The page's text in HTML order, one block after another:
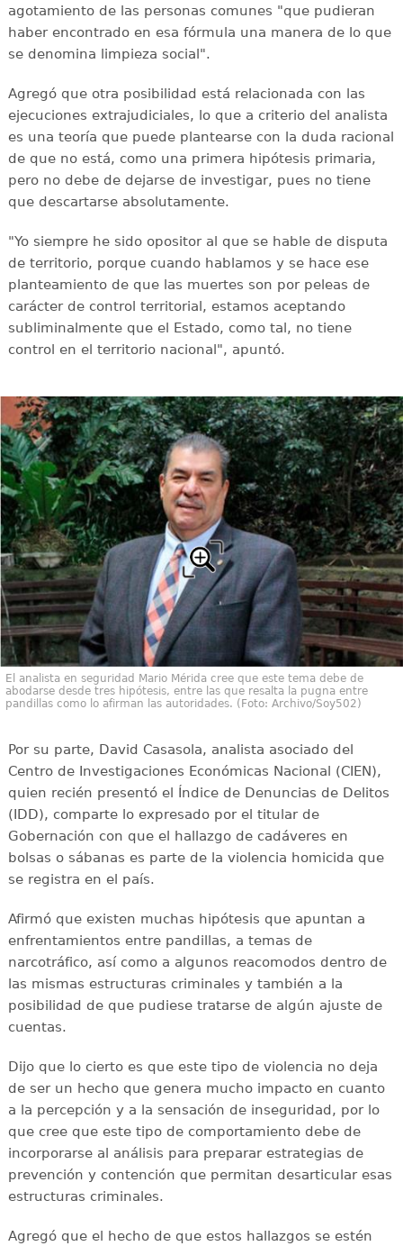
agotamiento de las personas comunes "que pudieran
haber encontrado en esa fórmula una manera de lo que
se denomina limpieza social".
Agregó que otra posibilidad está relacionada con las
ejecuciones extrajudiciales, lo que a criterio del analista
es una teoría que puede plantearse con la duda racional
de que no está, como una primera hipótesis primaria,
pero no debe de dejarse de investigar, pues no tiene
que descartarse absolutamente.
"Yo siempre he sido opositor al que se hable de disputa
de territorio, porque cuando hablamos y se hace ese
planteamiento de que las muertes son por peleas de
carácter de control territorial, estamos aceptando
subliminalmente que el Estado, como tal, no tiene
control en el territorio nacional", apuntó.
El analista en seguridad Mario Mérida cree que este tema debe de
abodarse desde tres hipótesis, entre las que resalta la pugna entre
pandillas como lo afirman las autoridades. (Foto: Archivo/Soy502)
Por su parte, David Casasola, analista asociado del
Centro de Investigaciones Económicas Nacional (CIEN),
quien recién presentó el Índice de Denuncias de Delitos
(IDD), comparte lo expresado por el titular de
Gobernación con que el hallazgo de cadáveres en
bolsas o sábanas es parte de la violencia homicida que
se registra en el país.
Afirmó que existen muchas hipótesis que apuntan a
enfrentamientos entre pandillas, a temas de
narcotráfico, así como a algunos reacomodos dentro de
las mismas estructuras criminales y también a la
posibilidad de que pudiese tratarse de algún ajuste de
cuentas.
Dijo que lo cierto es que este tipo de violencia no deja
de ser un hecho que genera mucho impacto en cuanto
a la percepción y a la sensación de inseguridad, por lo
que cree que este tipo de comportamiento debe de
incorporarse al análisis para preparar estrategias de
prevención y contención que permitan desarticular esas
estructuras criminales.
Agregó que el hecho de que estos hallazgos se estén